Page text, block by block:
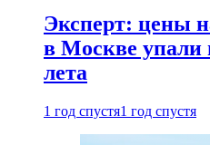
Эксперт: цены
в Москве упали
лета
1 год спустя1 год спустя